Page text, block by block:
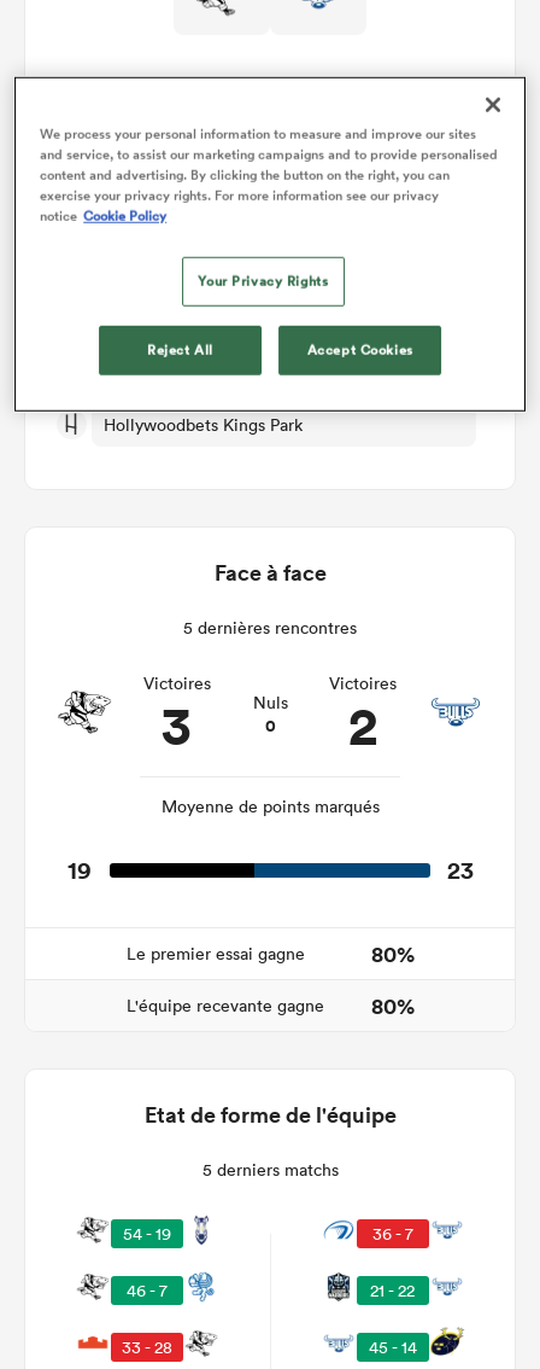
Détails du match
Hollywoodbets Kings Park
Face à face
5 dernières rencontres
Victoires
3 Nuls
0
Victoires
2
Moyenne de points marqués
19 23
Le premier essai gagne 80%
L'équipe recevante gagne 80%
Etat de forme de l'équipe
5 derniers matchs
54 - 19
46 - 7
33 - 28
36 - 7
21 - 22
45 - 14
We process your personal information to measure and improve our sites
and service, to assist our marketing campaigns and to provide personalised
content and advertising. By clicking the button on the right, you can
exercise your privacy rights. For more information see our privacy
notice Cookie Policy
Your Privacy Rights
Reject All Accept Cookies